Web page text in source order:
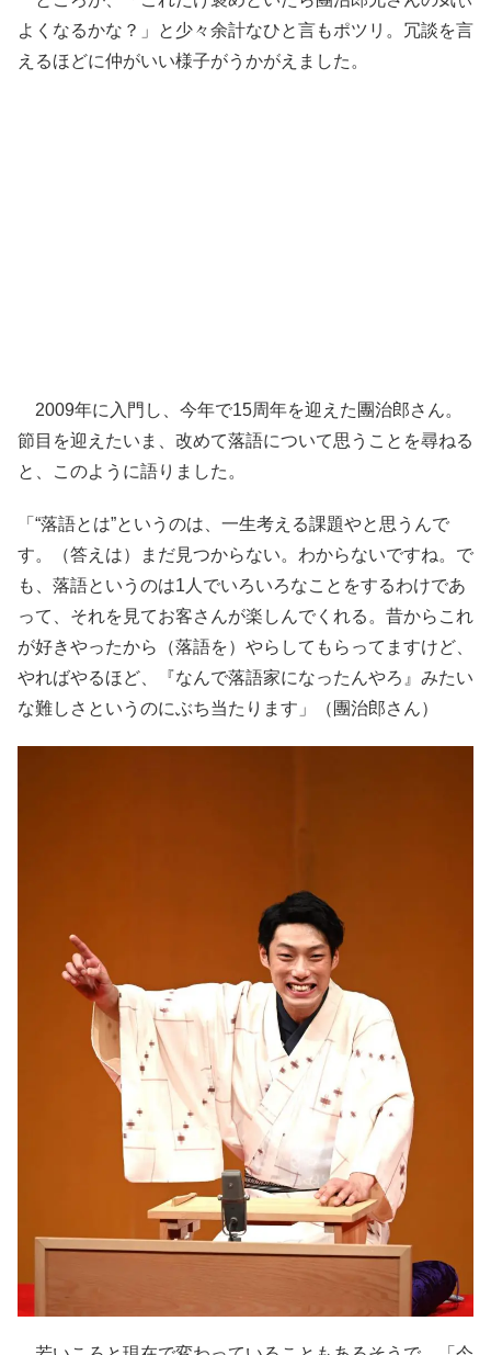
よくなるかな？」と少々余計なひと言もポツリ。冗談を言
えるほどに仲がいい様子がうかがえました。
2009年に入門し、今年で15周年を迎えた團治郎さん。
節目を迎えたいま、改めて落語について思うことを尋ねる
と、このように語りました。
「“落語とは”というのは、一生考える課題やと思うんで
す。（答えは）まだ見つからない。わからないですね。で
も、落語というのは1人でいろいろなことをするわけであ
って、それを見てお客さんが楽しんでくれる。昔からこれ
が好きやったから（落語を）やらしてもらってますけど、
やればやるほど、『なんで落語家になったんやろ』みたい
な難しさというのにぶち当たります」（團治郎さん）